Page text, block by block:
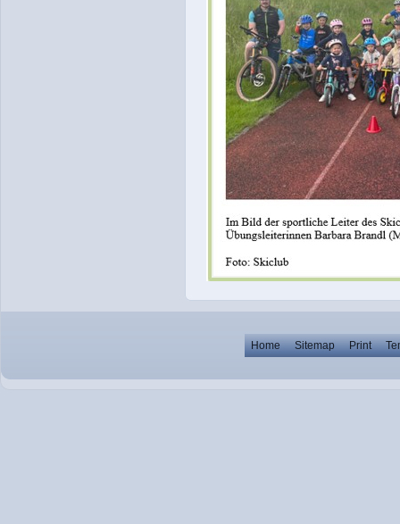
Home Sitemap Print